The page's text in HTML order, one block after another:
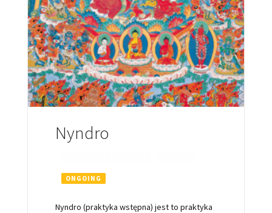
Nyndro
ONGOING
Nyndro (praktyka wstępna) jest to praktyka